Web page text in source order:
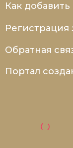
Как добавить
Регистрация
Обратная
Портал